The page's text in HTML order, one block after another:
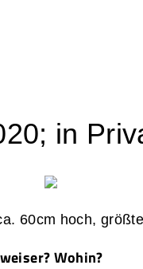
in
60cm hoch,
Wohin?